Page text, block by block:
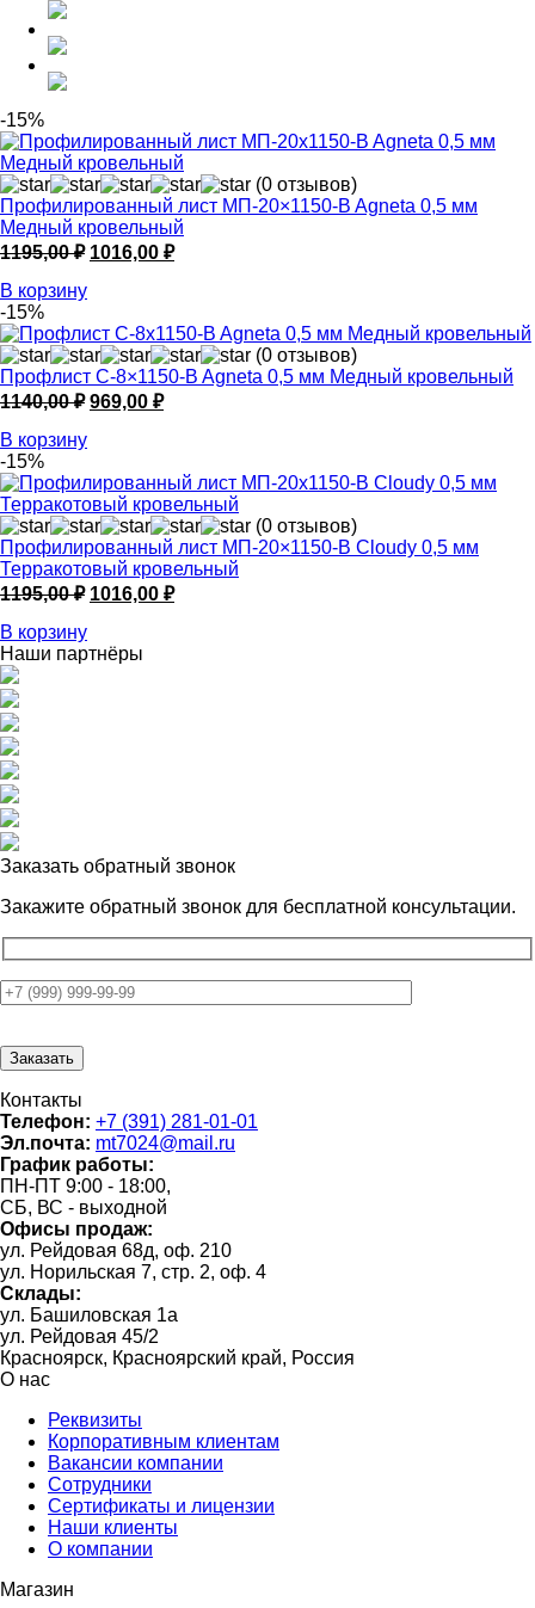
-15%
(0 отзывов)
Профилированный лист МП-20×1150-B Agneta 0,5 мм
Медный кровельный
1195,00₽ Первоначальная
1016,00 ₽Текущая
В корзину
-15%
(0 отзывов)
Профлист С-8×1150-B Agneta 0,5 мм Медный кровельный
1140,00₽ Первоначальная
969,00 ₽Текущая
В корзину
-15%
(0 отзывов)
Профилированный лист МП-20×1150-B Cloudy 0,5 мм
Терракотовый кровельный
1195,00₽ Первоначальная
1195,00 ₽.
1016,00 ₽Текущая
В корзину
Наши партнёры
Заказать обратный звонок
Закажите обратный звонок для бесплатной консультации.
Контакты
Телефон: +7 (391) 281-01-01
Эл.почта: mt7024@mail.ru
График работы:
ПН-ПТ 9:00 - 18:00,
СБ, ВС - выходной
Офисы продаж:
ул. Рейдовая 68д, оф. 210
ул. Норильская 7, стр. 2, оф. 4
Склады:
ул. Башиловская 1а
ул. Рейдовая 45/2
Красноярск, Красноярский край, Россия
О нас
Реквизиты
Корпоративным клиентам
Вакансии компании
Сотрудники
Сертификаты и лицензии
Наши клиенты
О компании
Магазин